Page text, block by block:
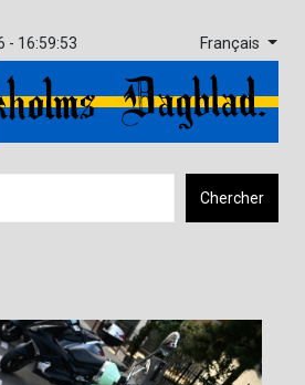
- 16:59:53 Français
Chercher